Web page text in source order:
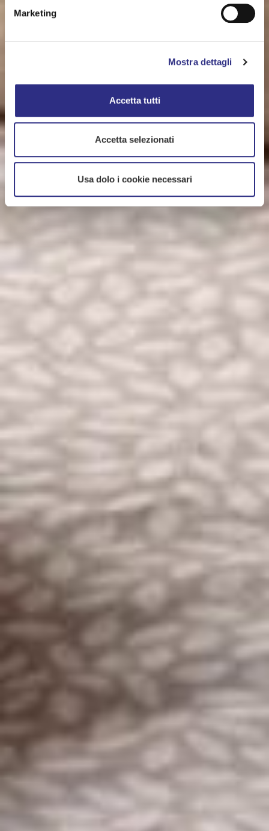
Marketing
Mostra dettagli
Accetta tutti
Accetta selezionati
Usa dolo i cookie necessari